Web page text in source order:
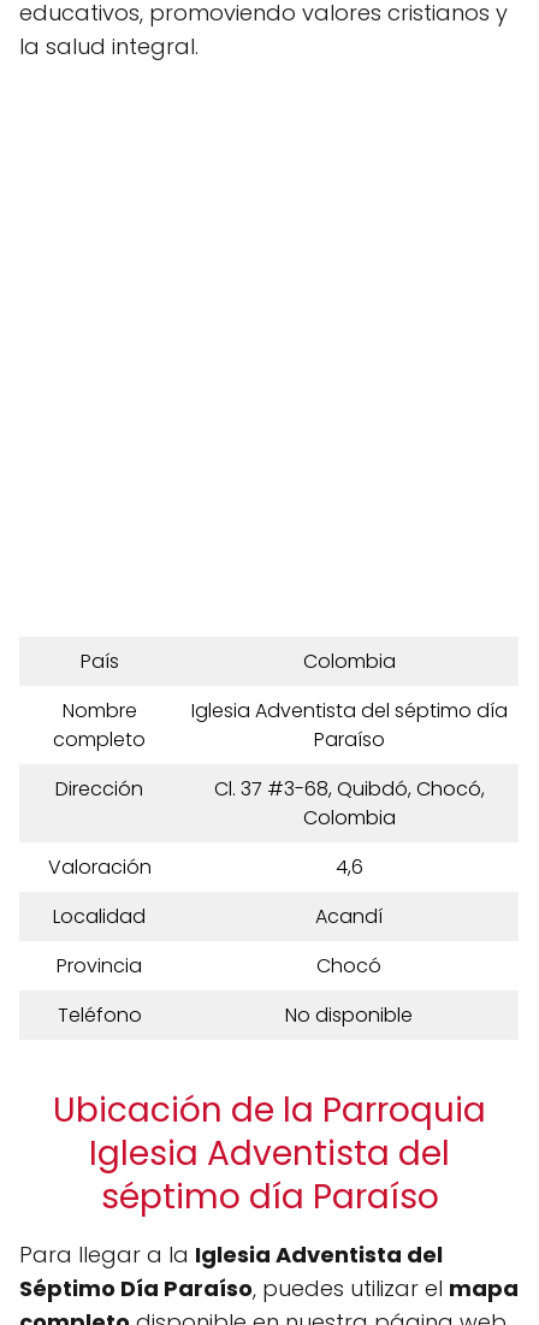
educativos, promoviendo valores cristianos y
la salud integral.
País
Colombia
Nombre
completo
Iglesia Adventista del séptimo día
Paraíso
Dirección
Cl. 37 #3-68, Quibdó, Chocó,
Colombia
Valoración
4,6
Localidad
Acandí
Provincia
Chocó
Teléfono
No disponible
Ubicación de la Parroquia
Iglesia Adventista del
séptimo día Paraíso
Para llegar a la Iglesia Adventista del
Séptimo Día Paraíso, puedes utilizar el mapa